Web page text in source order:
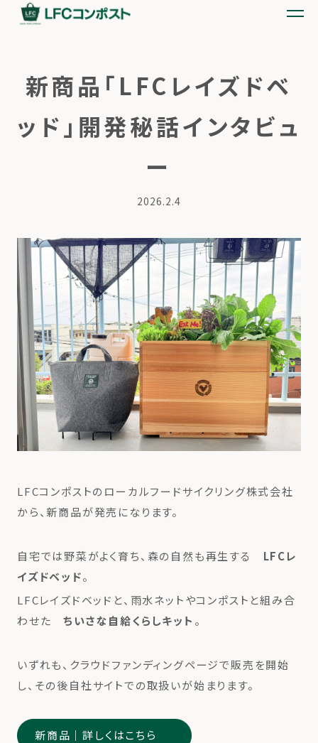
新商品「LFCレイズドベ
ッド」開発秘話インタビュ
ー
2026.2.4
LFCコンポストのローカルフードサイクリング株式会社
から、新商品が発売になります。
自宅では野菜がよく育ち、森の自然も再生する LFCレ
イズドベッド。
LFCレイズドベッドと、雨水ネットやコンポストと組み合
わせたちいさな自給くらしキット 。
いずれも、クラウドファンディングページで販売を開始
し、その後自社サイトでの取扱いが始まります。
新商品｜詳しくはこちら